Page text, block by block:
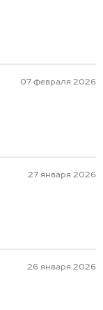
07 февраля 2026
27 января 2026
26 января 2026